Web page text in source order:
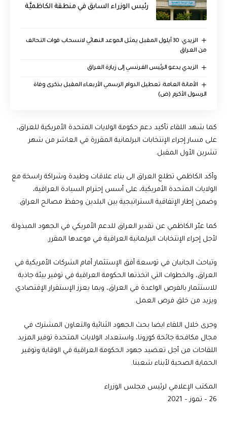
رئيس الوزراء السابق في منطقة الكاظميَّة
الزيدي: 30 أيلول المقبل يمثل الموعد النهائي لانسحاب قوات التحالف
من العراق
الزيدي يدعو الرئيس الفرنسي إلى زيارة العراق
الأمانة العامة: تعطيل الدوام الرسمي الأربعاء المقبل بذكرى وفاة
الرسول الأكرم (ص)
كما شهد اللقاء تأكيد دعم حكومة الولايات المتحدة الأمريكية للعراق،
على مسار إجراء الإنتخابات البرلمانية المقررة في العاشر من شهر
تشرين الأول المقبل.
وأكد الكاظمي تطلع العراق الى بناء علاقات وطيدة وشراكة راسخة مع
الولايات المتحدة الأمريكية، على أسس إحترام السيادة العراقية،
وضمن إطار الإتفاقية الستراتيجية بين البلدين وحفظ مصالح العراق.
كما عبّر الكاظمي عن تقدير العراق للدعم الأمريكي في الجهود المبذولة
لأجل إجراء الإنتخابات البرلمانية العراقية في موعدها المقرر.
وتباحث الجانبان في توسعة أفق الإستثمار أمام الشركات الأمريكية في
العراق، والخطوات التي اتخذتها الحكومة العراقية في توفير بيئة جاذبة
للاستثمار بالفرص الواعدة في العراق، وبما يعزز الإستقرار الإقتصادي
ويزيد من خلق فرص العمل.
وجرى خلال اللقاء ايضا بحث الجهود الثنائية والتعاون المشترك في
مجال مكافحة جائحة كورونا، واستعداد الولايات المتحدة توفير المزيد
اللقاحات من أجل تعضيد جهود الحكومة العراقية في الوقاية وتوفير
الحماية الصحية لأبناء شعبنا.
المكتب الإعلامي لرئيس مجلس الوزراء
26 – تموز – 2021